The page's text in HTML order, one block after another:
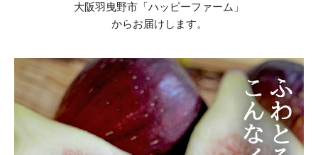
大阪羽曳野市「ハッピーファーム」
からお届けします。